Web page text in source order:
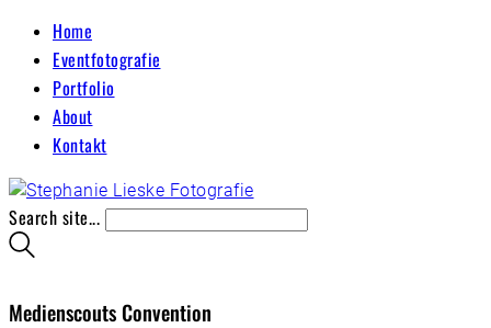
Home
Eventfotografie
Portfolio
About
Kontakt
Search site...
Medienscouts Convention